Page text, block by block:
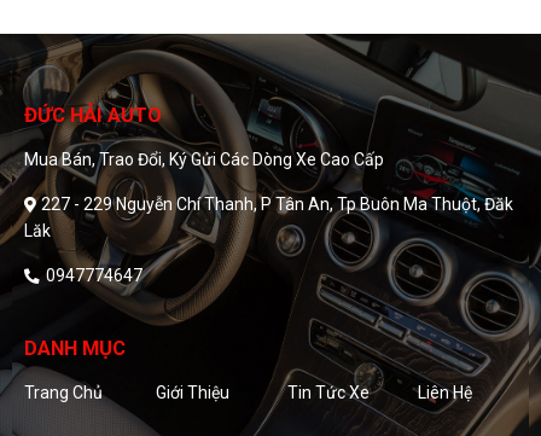
ĐỨC HẢI AUTO
Mua Bán, Trao Đổi, Ký Gửi Các Dòng Xe Cao Cấp
227 - 229 Nguyễn Chí Thanh, P Tân An, Tp Buôn Ma Thuột, Đăk
Lăk
0947774647
DANH MỤC
Trang Chủ Giới Thiệu Tin Tức Xe Liên Hệ